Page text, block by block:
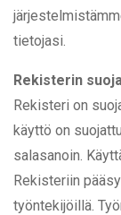
tietojasi.
Rekisterin
Rekisteri on
käyttö on
salasanoin.
Rekisteriin
työntekijöillä.